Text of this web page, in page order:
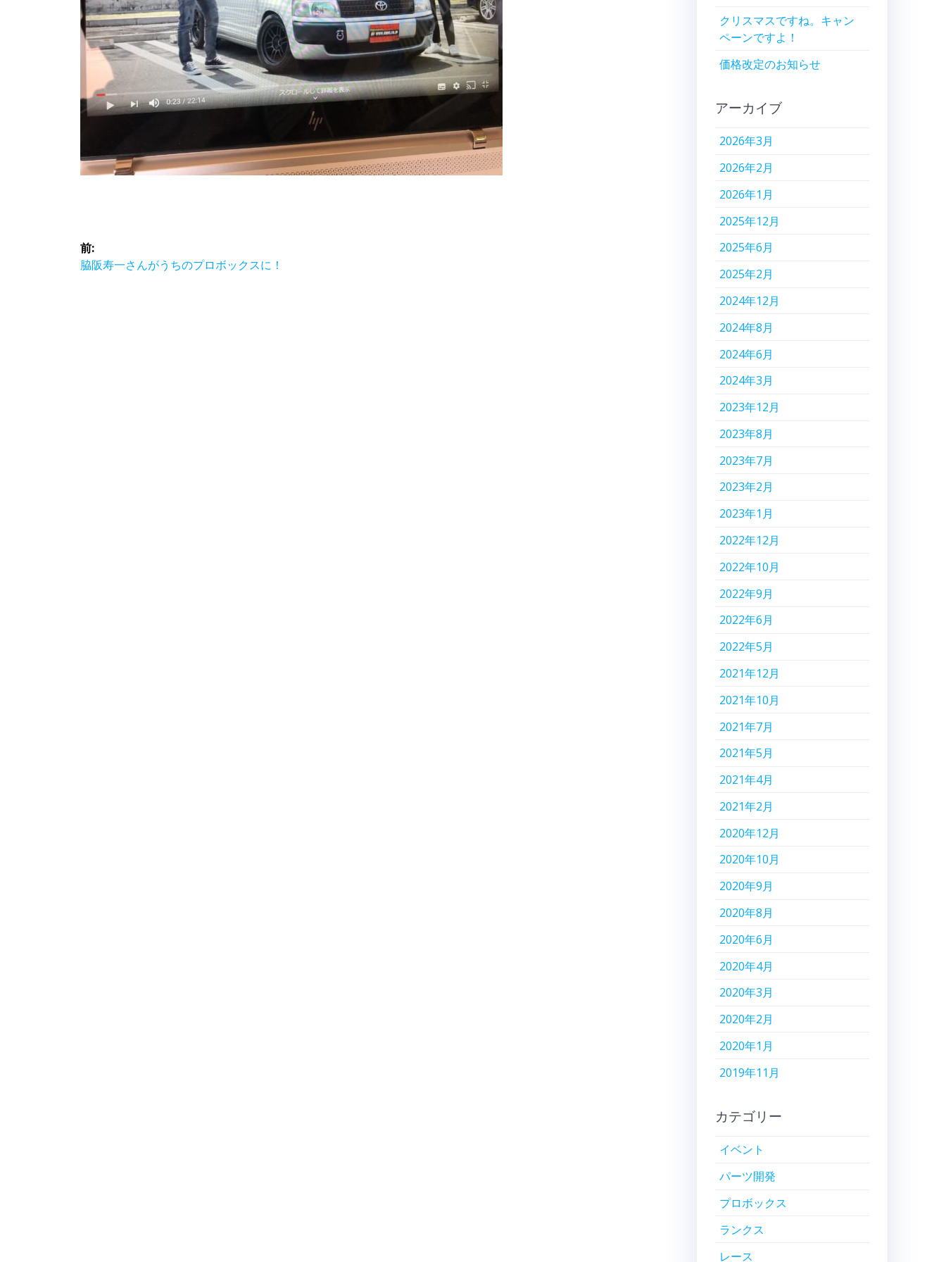
投
稿
前:
前
脇阪寿一さんがうちのプロボックスに！
クリスマスですね。キャン
ペーンですよ！
価格改定のお知らせ
アーカイブ
2026年3月
2026年2月
2026年1月
2025年12月
2025年6月
2025年2月
2024年12月
2024年8月
2024年6月
2024年3月
2023年12月
2023年8月
2023年7月
2023年2月
2023年1月
2022年12月
2022年10月
2022年9月
2022年6月
2022年5月
2021年12月
2021年10月
2021年7月
2021年5月
2021年4月
2021年2月
2020年12月
2020年10月
2020年9月
2020年8月
2020年6月
2020年4月
2020年3月
2020年2月
2020年1月
2019年11月
カテゴリー
イベント
パーツ開発
プロボックス
ランクス
レース